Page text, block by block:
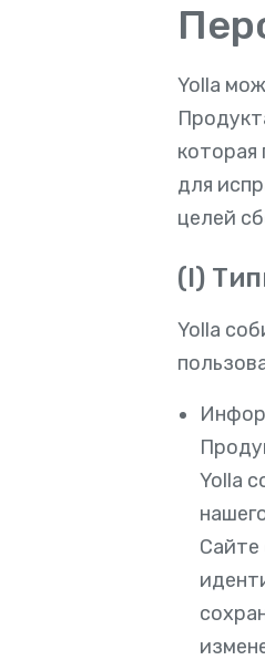
Yolla
для
целей
(I)
Yolla
Yolla
Сайте